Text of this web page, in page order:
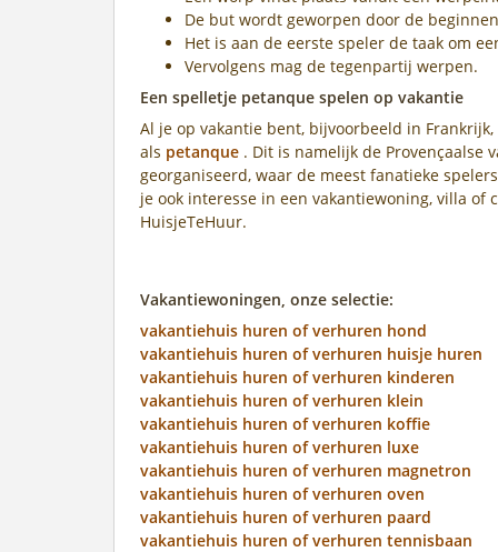
De but wordt geworpen door de
Het is aan de eerste speler de taak om
Vervolgens mag de tegenpartij werpen.
Een spelletje petanque spelen op vakantie
Al je op vakantie bent, bijvoorbeeld in
als petanque . Dit is namelijk de Provençaalse
georganiseerd, waar de meest fanatieke
je ook interesse in een vakantiewoning, villa of
HuisjeTeHuur.
Vakantiewoningen, onze selectie:
vakantiehuis huren of verhuren hond
vakantiehuis huren of verhuren huisje huren
vakantiehuis huren of verhuren kinderen
vakantiehuis huren of verhuren klein
vakantiehuis huren of verhuren koffie
vakantiehuis huren of verhuren luxe
vakantiehuis huren of verhuren magnetron
vakantiehuis huren of verhuren oven
vakantiehuis huren of verhuren paard
vakantiehuis huren of verhuren tennisbaan